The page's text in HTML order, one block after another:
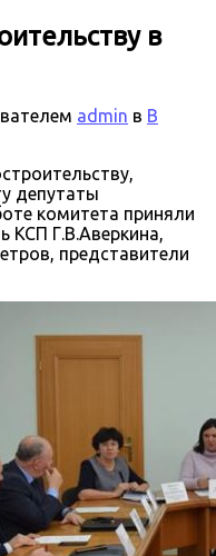
в
admin в В
депутаты
комитета приняли
КСП Г.В.Аверкина,
представители